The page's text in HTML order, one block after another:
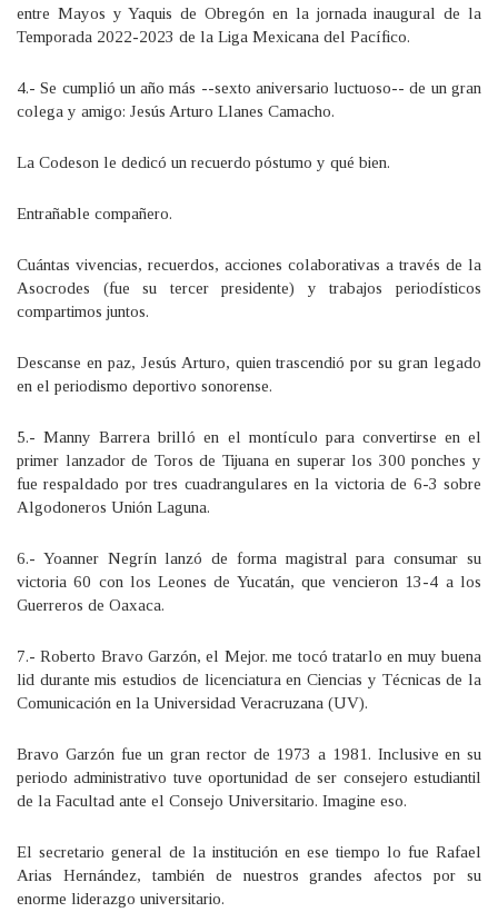
entre Mayos y Yaquis de Obregón en la jornada inaugural de la
Temporada 2022-2023 de la Liga Mexicana del Pacífico.
4.- Se cumplió un año más --sexto aniversario luctuoso-- de un gran
colega y amigo: Jesús Arturo Llanes Camacho.
La Codeson le dedicó un recuerdo póstumo y qué bien.
Entrañable compañero.
Cuántas vivencias, recuerdos, acciones colaborativas a través de la
Asocrodes (fue su tercer presidente) y trabajos periodísticos
compartimos juntos.
Descanse en paz, Jesús Arturo, quien trascendió por su gran legado
en el periodismo deportivo sonorense.
5.- Manny Barrera brilló en el montículo para convertirse en el
primer lanzador de Toros de Tijuana en superar los 300 ponches y
fue respaldado por tres cuadrangulares en la victoria de 6-3 sobre
Algodoneros Unión Laguna.
6.- Yoanner Negrín lanzó de forma magistral para consumar su
victoria 60 con los Leones de Yucatán, que vencieron 13-4 a los
Guerreros de Oaxaca.
7.- Roberto Bravo Garzón, el Mejor. me tocó tratarlo en muy buena
lid durante mis estudios de licenciatura en Ciencias y Técnicas de la
Comunicación en la Universidad Veracruzana (UV).
Bravo Garzón fue un gran rector de 1973 a 1981. Inclusive en su
periodo administrativo tuve oportunidad de ser consejero estudiantil
de la Facultad ante el Consejo Universitario. Imagine eso.
El secretario general de la institución en ese tiempo lo fue Rafael
Arias Hernández, también de nuestros grandes afectos por su
enorme liderazgo universitario.